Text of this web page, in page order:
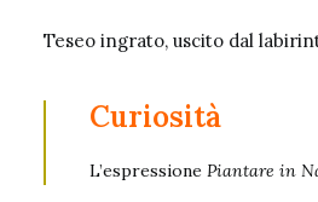
Teseo ingrato, uscito dal
Curiosità
L’espressione Piantare in